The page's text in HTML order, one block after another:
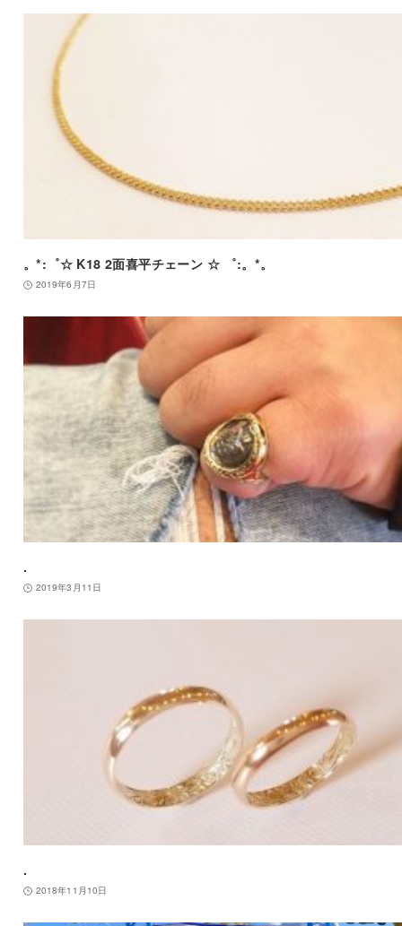
。*:゜☆ K18 2面喜平チェーン ☆ ゜:。*。
2019年6月7日
.
2019年3月11日
.
2018年11月10日